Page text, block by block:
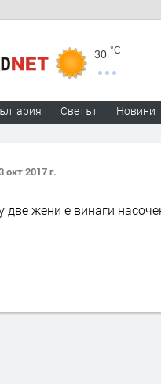
30 °C
Светът Новини
окт 2017 г.
жени е винаги